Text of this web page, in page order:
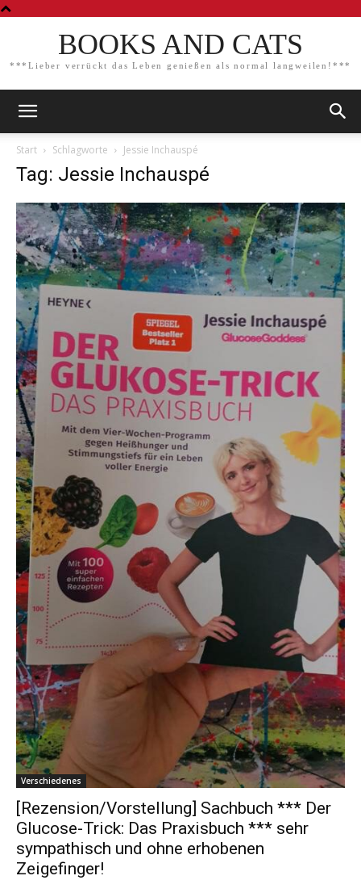
BOOKS AND CATS
***Lieber verrückt das Leben genießen als normal langweilen!***
Start Schlagworte Jessie Inchauspé
Tag: Jessie Inchauspé
Verschiedenes
[Rezension/Vorstellung] Sachbuch *** Der
Glucose-Trick: Das Praxisbuch *** sehr
sympathisch und ohne erhobenen
Zeigefinger!